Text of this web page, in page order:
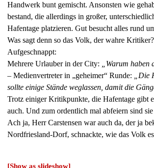
Handwerk bunt gemischt. Ansonsten wie
bestand, die allerdings in großer,
Hafentage platzieren. Gut besucht alles rund
Was sagt denn so das Volk, der wahre Kritiker?
Aufgeschnappt:
Mehrere Urlauber in der City:
„Warum
– Medienvertreter in „geheimer“ Runde:
„Die
sollte einige Stände weglassen, damit die
Trotz einiger Kritikpunkte, die Hafentage gibt
auch. Und zum ordentlich mal abfeiern sind
Ach ja, Herr Carstensen war auch da, der ja
Nordfriesland-Dorf, schnackte, wie das Volk
[Show as slideshow]